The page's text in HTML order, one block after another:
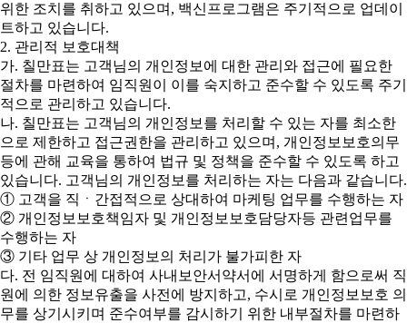
위한 조치를 취하고 있으며, 백신프로그램은 주기적으로 업데이
트하고 있습니다.
2. 관리적 보호대책
가. 칠만표는 고객님의 개인정보에 대한 관리와 접근에 필요한
절차를 마련하여 임직원이 이를 숙지하고 준수할 수 있도록 주기
적으로 관리하고 있습니다.
나. 칠만표는 고객님의 개인정보를 처리할 수 있는 자를 최소한
으로 제한하고 접근권한을 관리하고 있으며, 개인정보보호의무
등에 관해 교육을 통하여 법규 및 정책을 준수할 수 있도록 하고
있습니다. 고객님의 개인정보를 처리하는 자는 다음과 같습니다.
① 고객을 직ㆍ간접적으로 상대하여 마케팅 업무를 수행하는 자
② 개인정보보호책임자 및 개인정보보호담당자등 관련업무를
수행하는 자
③ 기타 업무 상 개인정보의 처리가 불가피한 자
다. 전 임직원에 대하여 사내보안서약서에 서명하게 함으로써 직
원에 의한 정보유출을 사전에 방지하고, 수시로 개인정보보호 의
무를 상기시키며 준수여부를 감시하기 위한 내부절차를 마련하